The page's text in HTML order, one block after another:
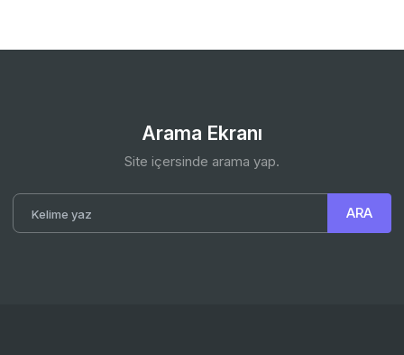
Arama Ekranı
Site içersinde arama yap.